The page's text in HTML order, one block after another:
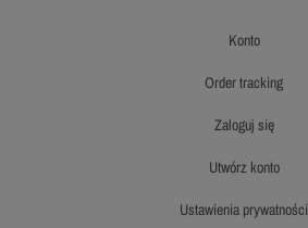
konto
order tracking
zaloguj się
utwórz konto
ustawienia prywatności